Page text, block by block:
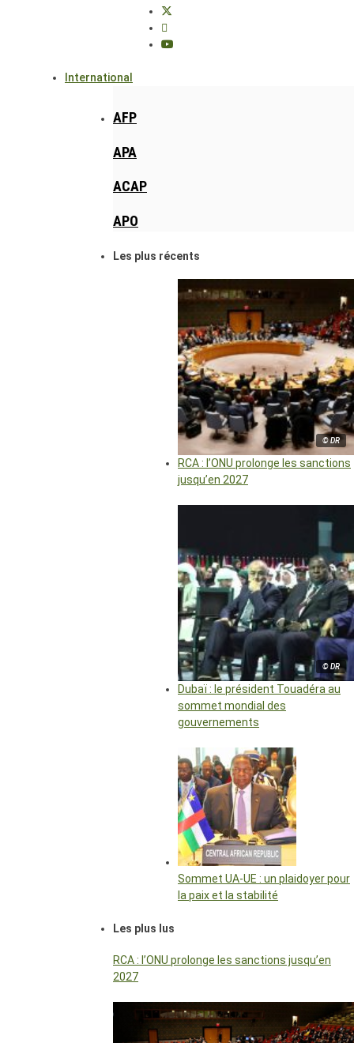
International
AFP
APA
ACAP
APO
Les plus récents
© DR
RCA : l’ONU prolonge les sanctions
jusqu’en 2027
© DR
Dubaï : le président Touadéra au
sommet mondial des
gouvernements
Sommet UA-UE : un plaidoyer pour
la paix et la stabilité
Les plus lus
RCA : l’ONU prolonge les sanctions jusqu’en
2027